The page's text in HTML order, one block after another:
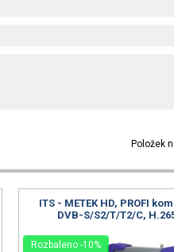
Položek
ITS - METEK HD, PROFI
DVB-S/S2/T/T2/C,
Rozbaleno -10%